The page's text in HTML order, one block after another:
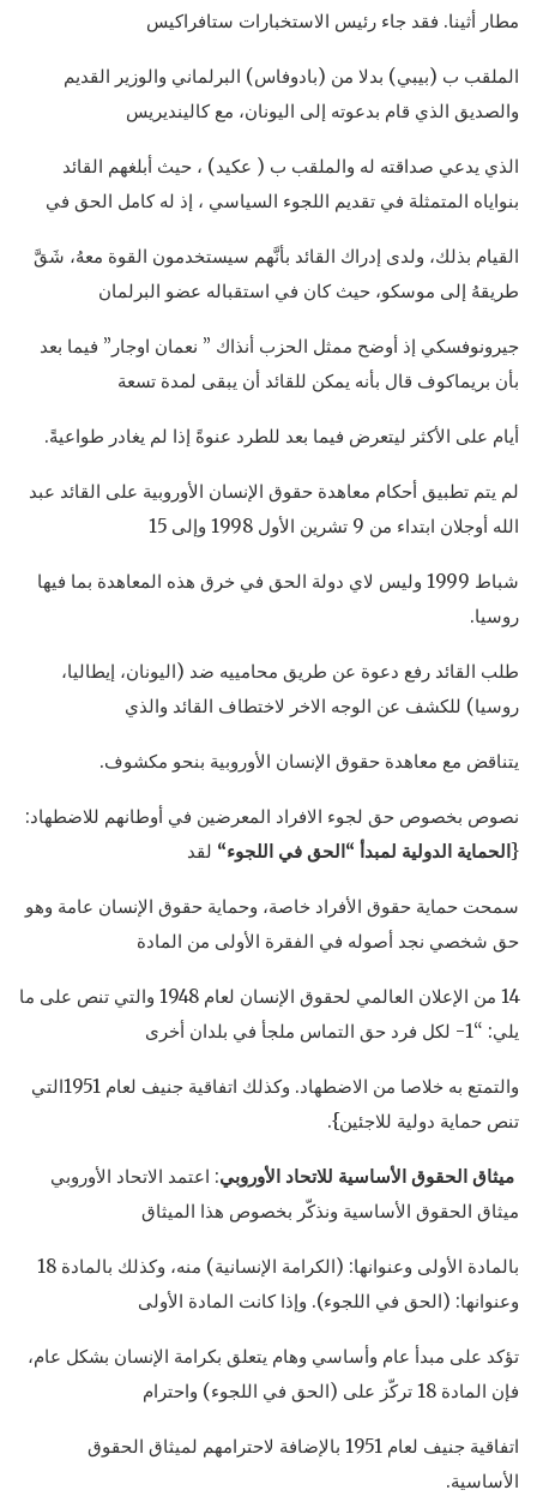
مطار أثينا. فقد جاء رئيس الاستخبارات ستافراكيس
الملقب ب (بيبي) بدلا من (بادوفاس) البرلماني والوزير القديم
والصديق الذي قام بدعوته إلى اليونان، مع كالينديريس
الذي يدعي صداقته له والملقب ب ( عكيد) ، حيث أبلغهم القائد
بنواياه المتمثلة في تقديم اللجوء السياسي ، إذ له كامل الحق في
القيام بذلك، ولدى إدراك القائد بأنَّهم سيستخدمون القوة معهُ، شَقَّ
طريقهُ إلى موسكو، حيث كان في استقباله عضو البرلمان
جيرونوفسكي إذ أوضح ممثل الحزب أنذاك ” نعمان اوجار” فيما بعد
بأن بريماكوف قال بأنه يمكن للقائد أن يبقى لمدة تسعة
أيام على الأكثر ليتعرض فيما بعد للطرد عنوةً إذا لم يغادر طواعيةً.
لم يتم تطبيق أحكام معاهدة حقوق الإنسان الأوروبية على القائد عبد
الله أوجلان ابتداء من 9 تشرين الأول 1998 وإلى 15
شباط 1999 وليس لاي دولة الحق في خرق هذه المعاهدة بما فيها
روسيا.
طلب القائد رفع دعوة عن طريق محامييه ضد (اليونان، إيطاليا،
روسيا) للكشف عن الوجه الاخر لاختطاف القائد والذي
يتناقض مع معاهدة حقوق الإنسان الأوروبية بنحو مكشوف.
نصوص بخصوص حق لجوء الافراد المعرضين في أوطانهم للاضطهاد:
{ الحماية الدولية لمبدأ “الحق في اللجوء“ لقد
سمحت حماية حقوق الأفراد خاصة، وحماية حقوق الإنسان عامة وهو
حق شخصي نجد أصوله في الفقرة الأولى من المادة
14 من الإعلان العالمي لحقوق الإنسان لعام 1948 والتي تنص على ما
يلي: “1- لكل فرد حق التماس ملجأ في بلدان أخرى
والتمتع به خلاصا من الاضطهاد. وكذلك اتفاقية جنيف لعام 1951التي
تنص حماية دولية للاجئين}.
ميثاق الحقوق الأساسية للاتحاد الأوروبي: اعتمد الاتحاد الأوروبي
ميثاق الحقوق الأساسية ونذكّر بخصوص هذا الميثاق
بالمادة الأولى وعنوانها: (الكرامة الإنسانية) منه، وكذلك بالمادة 18
وعنوانها: (الحق في اللجوء). وإذا كانت المادة الأولى
تؤكد على مبدأ عام وأساسي وهام يتعلق بكرامة الإنسان بشكل عام،
فإن المادة 18 تركّز على (الحق في اللجوء) واحترام
اتفاقية جنيف لعام 1951 بالإضافة لاحترامهم لميثاق الحقوق
الأساسية.